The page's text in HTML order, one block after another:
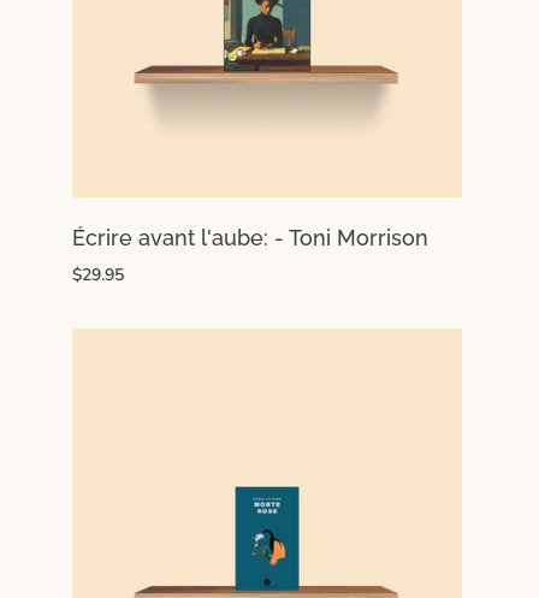
Écrire avant l'aube: - Toni Morrison
$29.95